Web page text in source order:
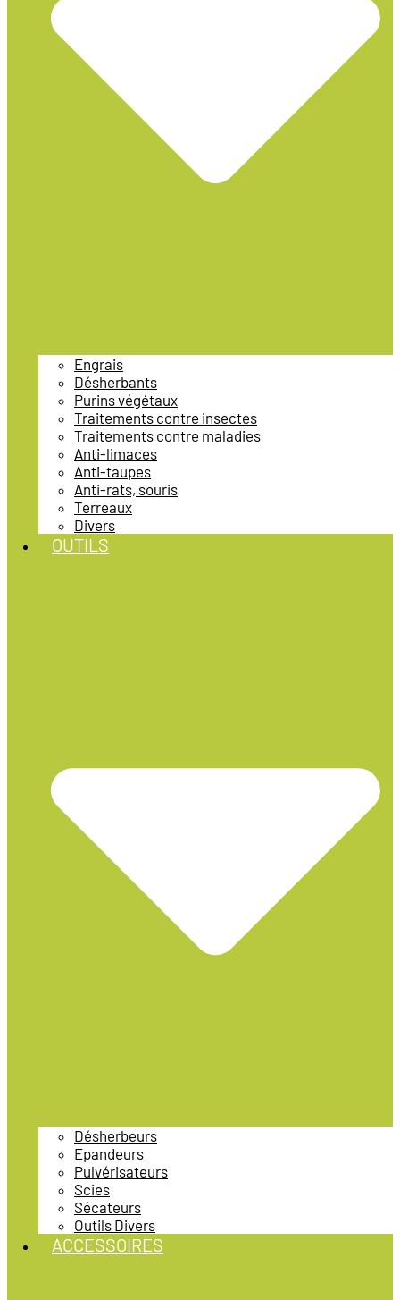
Engrais
Désherbants
Purins végétaux
Traitements contre insectes
Traitements contre maladies
Anti-limaces
Anti-taupes
Anti-rats, souris
Terreaux
Divers
OUTILS
Désherbeurs
Epandeurs
Pulvérisateurs
Scies
Sécateurs
Outils Divers
ACCESSOIRES